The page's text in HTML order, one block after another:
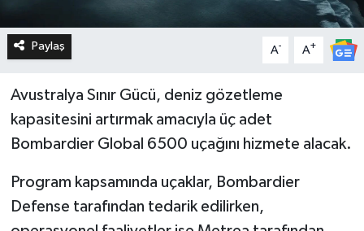
Paylaş A- A+
Avustralya Sınır Gücü, deniz gözetleme
kapasitesini artırmak amacıyla üç adet
Bombardier Global 6500 uçağını hizmete alacak.
Program kapsamında uçaklar, Bombardier
Defense tarafından tedarik edilirken,